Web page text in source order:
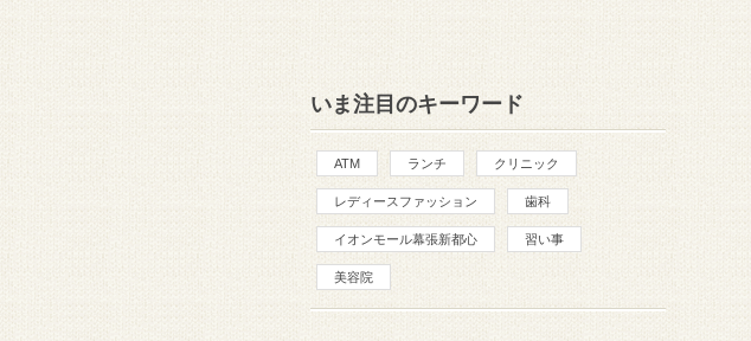
いま注目のキーワード
ATM ランチ クリニック
レディースファッション 歯科
イオンモール幕張新都心 習い事
美容院